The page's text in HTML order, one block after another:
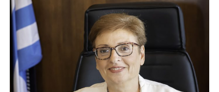
Ψηφιακές
Υπηρεσίες
Επικοινωνία